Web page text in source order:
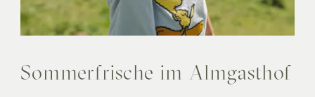
Sommerfrische im Almgasthof